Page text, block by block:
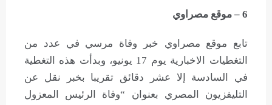
6 – موقع مصراوي
تابع موقع مصراوي خبر وفاة مرسي في عدد من
التغطيات الاخبارية يوم 17 يونيو، وبدأت هذه التغطية
في السادسة إلا عشر دقائق تقريبا بخبر نقل عن
التليفزيون المصري بعنوان “وفاة الرئيس المعزول